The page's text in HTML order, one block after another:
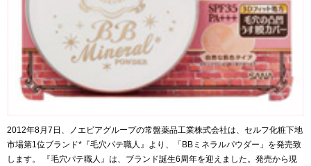
2012年8月7日、ノエビアグループの常盤薬品工業株式会社は、セルフ化粧下地
市場第1位ブランド*『毛穴パテ職人』より、「BBミネラルパウダー」を発売致
します。 『毛穴パテ職人』は、ブランド誕生6周年を迎えました。発売から現